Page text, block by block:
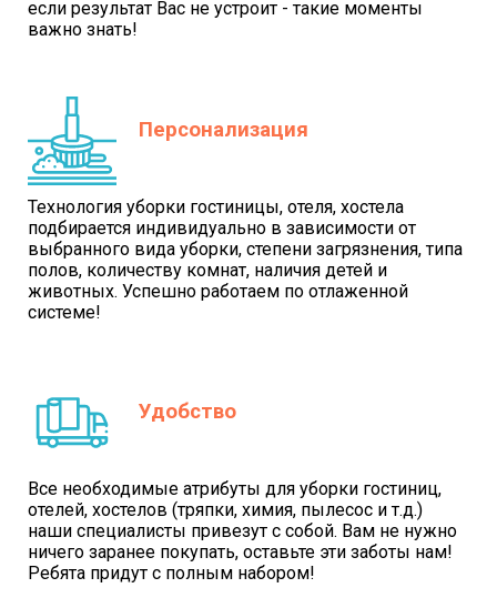
если результат Вас не устроит - такие моменты
важно знать!
Персонализация
Технология уборки гостиницы, отеля, хостела
подбирается индивидуально в зависимости от
выбранного вида уборки, степени загрязнения, типа
полов, количеству комнат, наличия детей и
животных. Успешно работаем по отлаженной
системе!
Удобство
Все необходимые атрибуты для уборки гостиниц,
отелей, хостелов (тряпки, химия, пылесос и т.д.)
наши специалисты привезут с собой. Вам не нужно
ничего заранее покупать, оставьте эти заботы нам!
Ребята придут с полным набором!